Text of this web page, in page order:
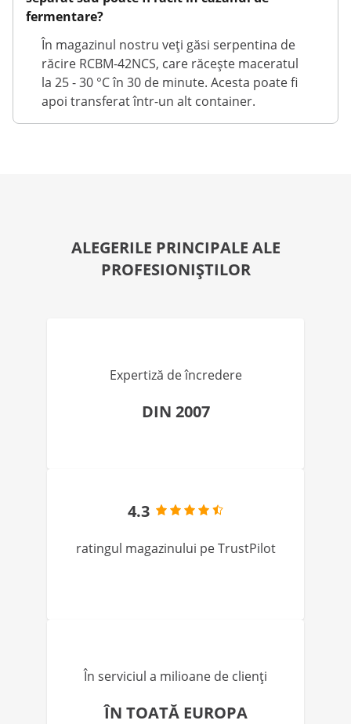
fermentare?
În magazinul nostru veți găsi serpentina de
răcire RCBM-42NCS, care răcește maceratul
la 25 - 30 °C în 30 de minute. Acesta poate fi
apoi transferat într-un alt container.
ALEGERILE PRINCIPALE ALE
PROFESIONIȘTILOR
Expertiză de încredere
DIN 2007
4.3
ratingul magazinului pe TrustPilot
În serviciul a milioane de clienți
ÎN TOATĂ EUROPA